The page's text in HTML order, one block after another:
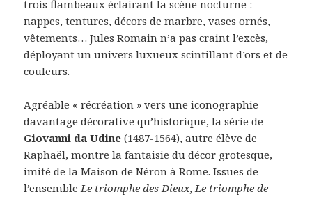
trois flambeaux éclairant la scène nocturne :
nappes, tentures, décors de marbre, vases ornés,
vêtements… Jules Romain n’a pas craint l’excès,
déployant un univers luxueux scintillant d’ors et de
couleurs.
Agréable « récréation » vers une iconographie
davantage décorative qu’historique, la série de
Giovanni da Udine (1487-1564), autre élève de
Raphaël, montre la fantaisie du décor grotesque,
imité de la Maison de Néron à Rome. Issues de
l’ensembleLe triomphe des Dieux,Le triomphe de